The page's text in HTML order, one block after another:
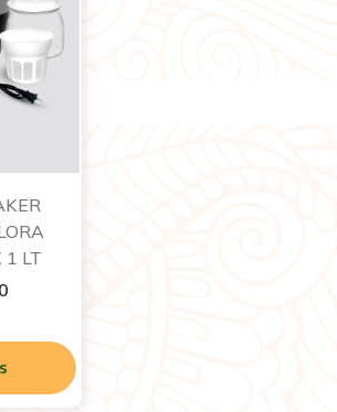
1 LT